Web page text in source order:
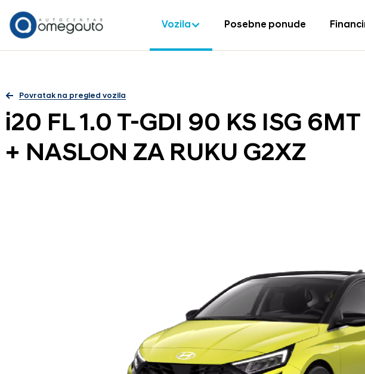
Vozila Posebne ponude
Povratak na pregled vozila
i20 FL 1.0 T-GDI 90 KS ISG
+ NASLON ZA RUKU G2XZ